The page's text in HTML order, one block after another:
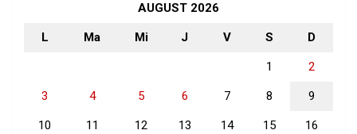
AUGUST 2026
L Ma Mi J V S D
1 2
3 4 5 6 7 8 9
10 11 12 13 14 15 16